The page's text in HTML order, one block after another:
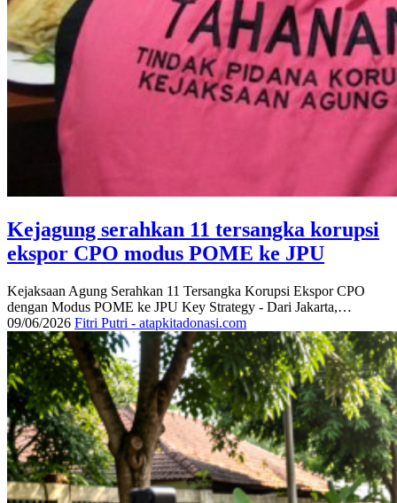
Kejagung serahkan 11 tersangka korupsi
ekspor CPO modus POME ke JPU
Kejaksaan Agung Serahkan 11 Tersangka Korupsi Ekspor CPO
dengan Modus POME ke JPU Key Strategy - Dari Jakarta,…
09/06/2026 Fitri Putri - atapkitadonasi.com